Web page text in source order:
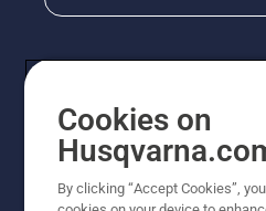
Cookies on
By clicking “Accept Cookies”,